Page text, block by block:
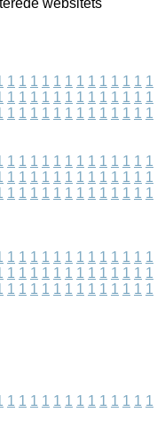
1 1 1 1 1 1 1 1 1 1 1 1 1
1 1 1 1 1 1 1 1 1 1 1 1 1
1 1 1 1 1 1 1 1 1 1 1 1 1
1 1 1 1 1 1 1 1 1 1 1 1 1
1 1 1 1 1 1 1 1 1 1 1 1 1
1 1 1 1 1 1 1 1 1 1 1 1 1
1 1 1 1 1 1 1 1 1 1 1 1 1
1 1 1 1 1 1 1 1 1 1 1 1 1
1 1 1 1 1 1 1 1 1 1 1 1 1
1 1 1 1 1 1 1 1 1 1 1 1 1